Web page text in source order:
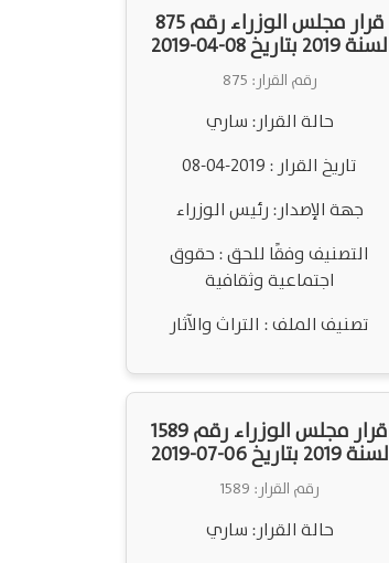
قرار مجلس الوزراء رقم 875
لسنة 2019 بتاريخ 08-04-2019
رقم القرار: 875
حالة القرار: ساري
تاريخ القرار : 2019-04-08
جهة الإصدار: رئيس الوزراء
التصنيف وفقًا للحق : حقوق
اجتماعية وثقافية
تصنيف الملف : التراث والآثار
قرار مجلس الوزراء رقم 1589
لسنة 2019 بتاريخ 06-07-2019
رقم القرار: 1589
حالة القرار: ساري